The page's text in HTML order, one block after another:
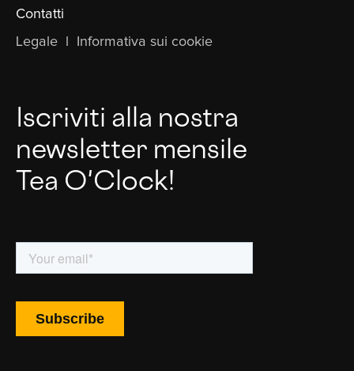
Contatti
Legale
Informativa sui cookie
Iscriviti alla nostra
newsletter mensile
Tea O'Clock!